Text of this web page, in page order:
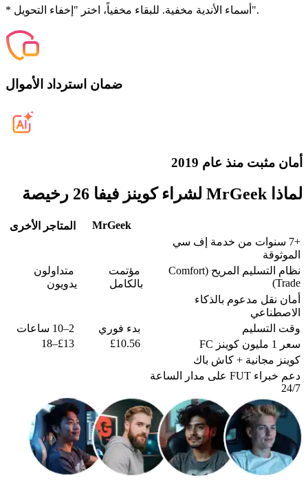
* أسماء الأندية مخفية. للبقاء مخفياً، اختر "إخفاء التحويل".
ضمان استرداد الأموال
أمان مثبت منذ عام 2019
لماذا MrGeek لشراء كوينز فيفا 26 رخيصة
MrGeek
المتاجر الأخرى
+7 سنوات من خدمة إف سي
الموثوقة
نظام التسليم المريح (Comfort
Trade)
مؤتمت
بالكامل
متداولون
يدويون
أمان نقل مدعوم بالذكاء
الاصطناعي
وقت التسليم
بدء فوري
سعر 1 مليون كوينز FC
كوينز مجانية + كاش باك
دعم خبراء FUT على مدار الساعة
24/7